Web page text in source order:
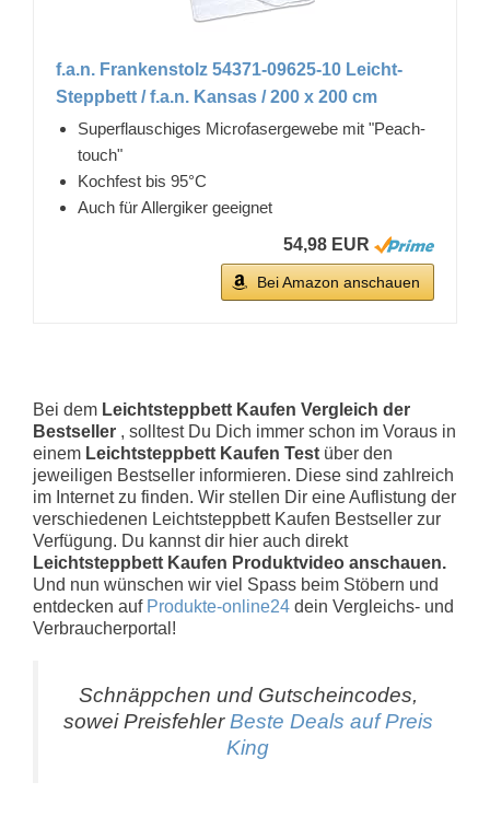
f.a.n. Frankenstolz 54371-09625-10 Leicht-
Steppbett / f.a.n. Kansas / 200 x 200 cm
Superflauschiges Microfasergewebe mit "Peach-
touch"
Kochfest bis 95°C
Auch für Allergiker geeignet
54,98 EUR
Bei Amazon anschauen
Bei dem Leichtsteppbett Kaufen Vergleich der
Bestseller , solltest Du Dich immer schon im Voraus in
einem Leichtsteppbett Kaufen Test über den
jeweiligen Bestseller informieren. Diese sind zahlreich
im Internet zu finden. Wir stellen Dir eine Auflistung der
verschiedenen Leichtsteppbett Kaufen Bestseller zur
Verfügung. Du kannst dir hier auch direkt
Leichtsteppbett Kaufen Produktvideo anschauen.
Und nun wünschen wir viel Spass beim Stöbern und
entdecken auf Produkte-online24 dein Vergleichs- und
Verbraucherportal!
Schnäppchen und Gutscheincodes,
sowei Preisfehler Beste Deals auf Preis
King